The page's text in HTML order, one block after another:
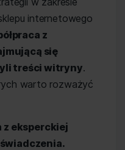
internetowego
z
się
treści witryny.
warto rozważyć
eksperckiej